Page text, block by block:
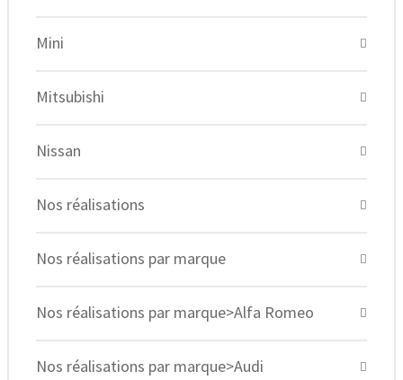
Mini
Mitsubishi
Nissan
Nos réalisations
Nos réalisations par marque
Nos réalisations par marque>Alfa Romeo
Nos réalisations par marque>Audi